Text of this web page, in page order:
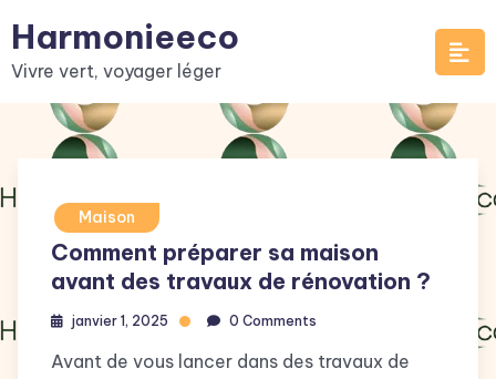
to
content
Harmonieeco
Vivre vert, voyager léger
Maison
Comment préparer sa maison
avant des travaux de rénovation ?
janvier 1, 2025 0 Comments
Avant de vous lancer dans des travaux de